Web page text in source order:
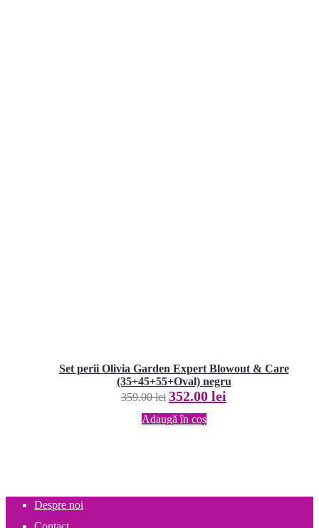
Set perii Olivia Garden Expert Blowout & Care
(35+45+55+Oval) negru
359.00lei Prețul
inițial
a
352.00 lei
curent
Adaugă în coș
Despre noi